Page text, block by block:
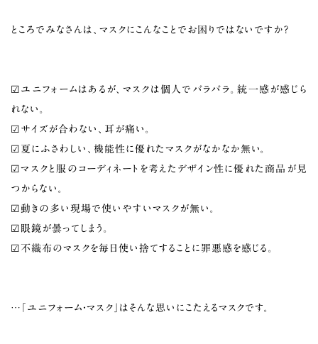
ところでみなさんは、マスクにこんなことでお困りではないですか？
☑ユニフォームはあるが、マスクは個人でバラバラ。統一感が感じら
れない。
☑サイズが合わない、耳が痛い。
☑夏にふさわしい、機能性に優れたマスクがなかなか無い。
☑マスクと服のコーディネートを考えたデザイン性に優れた商品が見
つからない。
☑動きの多い現場で使いやすいマスクが無い。
☑眼鏡が曇ってしまう。
☑不織布のマスクを毎日使い捨てすることに罪悪感を感じる。
…「ユニフォーム・マスク」はそんな思いにこたえるマスクです。